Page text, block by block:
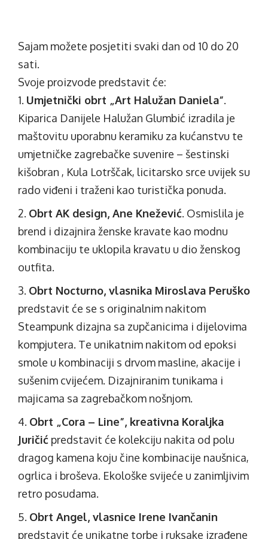
Sajam možete posjetiti svaki dan od 10 do 20
sati.
Svoje proizvode predstavit će:
Umjetnički obrt „Art Halužan Daniela”.
Kiparica Danijele Halužan Glumbić izradila je
maštovitu uporabnu keramiku za kućanstvu te
umjetničke zagrebačke suvenire – šestinski
kišobran , Kula Lotrščak, licitarsko srce uvijek su
rado viđeni i traženi kao turistička ponuda.
Obrt AK design, Ane Knežević. Osmislila je
brend i dizajnira ženske kravate kao modnu
kombinaciju te uklopila kravatu u dio ženskog
outfita.
Obrt Nocturno, vlasnika Miroslava Peruško
predstavit će se s originalnim nakitom
Steampunk dizajna sa zupčanicima i dijelovima
kompjutera. Te unikatnim nakitom od epoksi
smole u kombinaciji s drvom masline, akacije i
sušenim cvijećem. Dizajniranim tunikama i
majicama sa zagrebačkom nošnjom.
Obrt „Cora – Line”, kreativna Koraljka
Juričić predstavit će kolekciju nakita od polu
dragog kamena koju čine kombinacije naušnica,
ogrlica i broševa. Ekološke svijeće u zanimljivim
retro posudama.
Obrt Angel, vlasnice Irene Ivančanin
predstavit će unikatne torbe i ruksake izrađene